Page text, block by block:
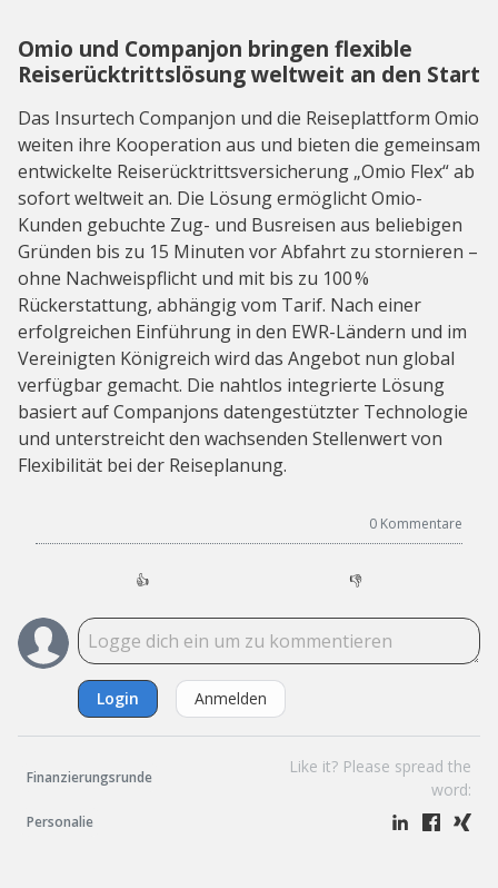
Omio und Companjon bringen flexible
Reiserücktrittslösung weltweit an den Start
Das Insurtech Companjon und die Reiseplattform Omio
weiten ihre Kooperation aus und bieten die gemeinsam
entwickelte Reiserücktrittsversicherung „Omio Flex“ ab
sofort weltweit an. Die Lösung ermöglicht Omio-
Kunden gebuchte Zug- und Busreisen aus beliebigen
Gründen bis zu 15 Minuten vor Abfahrt zu stornieren –
ohne Nachweispflicht und mit bis zu 100 %
Rückerstattung, abhängig vom Tarif. Nach einer
erfolgreichen Einführung in den EWR-Ländern und im
Vereinigten Königreich wird das Angebot nun global
verfügbar gemacht. Die nahtlos integrierte Lösung
basiert auf Companjons datengestützter Technologie
und unterstreicht den wachsenden Stellenwert von
Flexibilität bei der Reiseplanung.
0 Kommentare
👍 👎
Login Anmelden
Finanzierungsrunde
Personalie
Like it? Please spread the
word: